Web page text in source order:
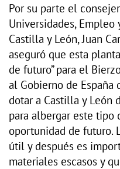
Por su parte el
Universidades, Empleo
Castilla y León, Juan
aseguró que esta
de futuro” para el
al Gobierno de España
dotar a Castilla y León
para albergar este tipo
oportunidad de futuro.
útil y después es
materiales escasos y